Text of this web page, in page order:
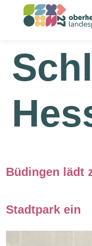
springen
Büdingen lädt
Stadtpark ein